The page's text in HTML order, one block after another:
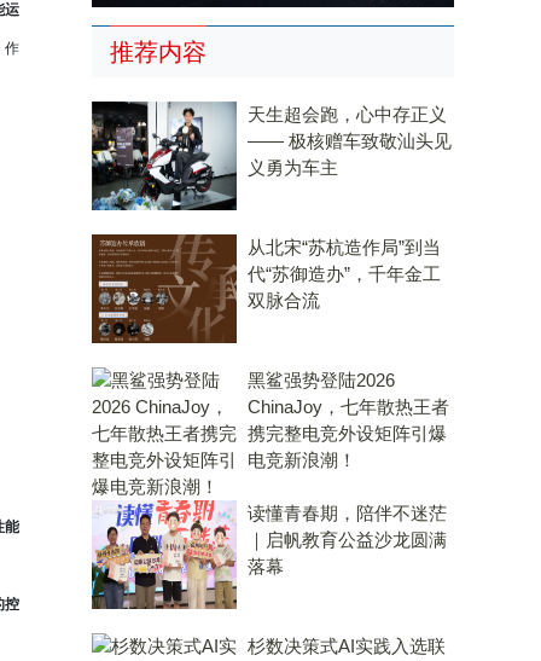
运
作
能
控
茶统筹”，传承传统，科技兴
推荐内容
天生超会跑，心中存正义
—— 极核赠车致敬汕头见
义勇为车主
从北宋“苏杭造作局”到当
代“苏御造办”，千年金工
双脉合流
黑鲨强势登陆2026
ChinaJoy，七年散热王者
携完整电竞外设矩阵引爆
电竞新浪潮！
读懂青春期，陪伴不迷茫
｜启帆教育公益沙龙圆满
落幕
杉数决策式AI实践入选联